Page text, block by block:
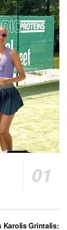
Karolis Grintalis: